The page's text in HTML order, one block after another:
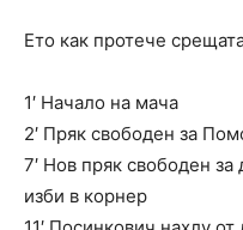
Ето как протече
1′ Начало на мача
2′ Пряк свободен за
7′ Нов пряк свободен
изби в корнер